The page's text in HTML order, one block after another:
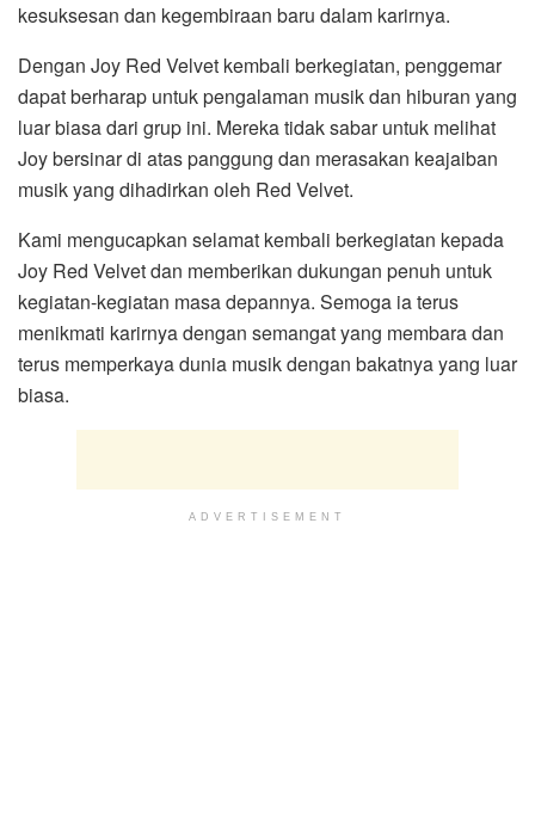
kesuksesan dan kegembiraan baru dalam karirnya.
Dengan Joy Red Velvet kembali berkegiatan, penggemar
dapat berharap untuk pengalaman musik dan hiburan yang
luar biasa dari grup ini. Mereka tidak sabar untuk melihat
Joy bersinar di atas panggung dan merasakan keajaiban
musik yang dihadirkan oleh Red Velvet.
Kami mengucapkan selamat kembali berkegiatan kepada
Joy Red Velvet dan memberikan dukungan penuh untuk
kegiatan-kegiatan masa depannya. Semoga ia terus
menikmati karirnya dengan semangat yang membara dan
terus memperkaya dunia musik dengan bakatnya yang luar
biasa.
ADVERTISEMENT